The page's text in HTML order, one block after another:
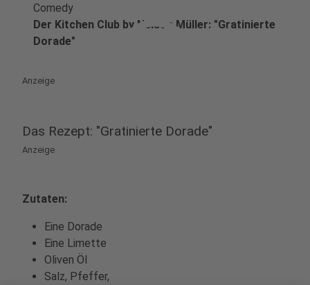
play_circle
Comedy
Der Kitchen Club by Nelson Müller: "Gratinierte
Dorade"
Anzeige
Das Rezept: "Gratinierte Dorade"
Anzeige
Zutaten:
Eine Dorade
Eine Limette
Oliven Öl
Salz, Pfeffer,